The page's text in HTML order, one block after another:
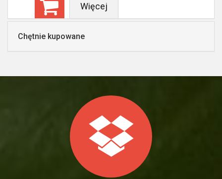
Więcej
Chętnie kupowane